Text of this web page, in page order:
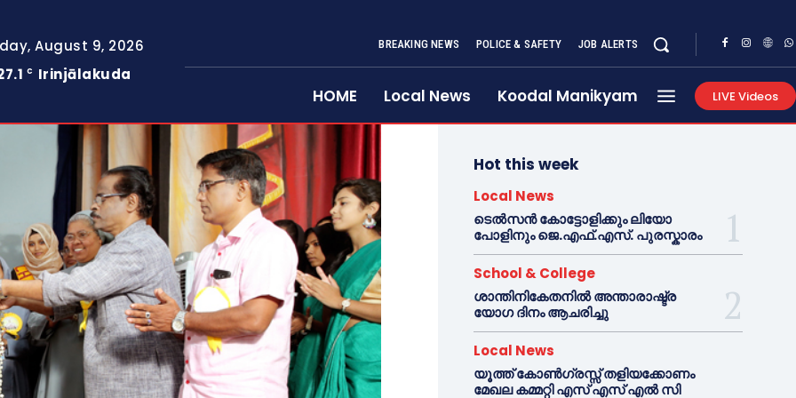
August 9, 2026
C Irinjālakuda
BREAKING NEWS POLICE & SAFETY JOB ALERTS
HOME Local News Koodal Manikyam LIVE Videos
Hot this week
Local News
ടെൽസൻ കോട്ടോളിക്കും ലിയോ
പോളിനും ജെ.എഫ്.എസ്. പുരസ്കാരം
School & College
ശാന്തിനികേതനിൽ അന്താരാഷ്ട്ര
യോഗ ദിനം ആചരിച്ചു
Local News
യൂത്ത് കോൺഗ്രസ്സ് തളിയക്കോണം
മേഖല കമ്മറ്റി എസ് എസ് എൽ സി